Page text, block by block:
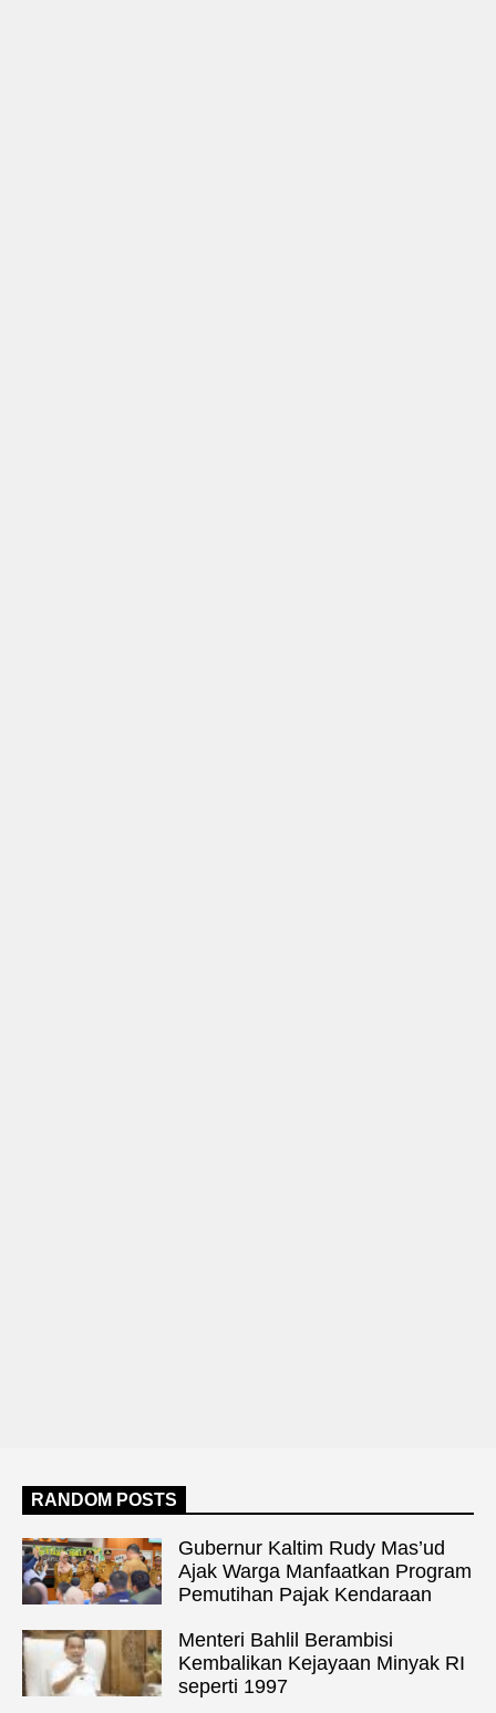
RANDOM POSTS
Gubernur Kaltim Rudy Mas’ud
Ajak Warga Manfaatkan Program
Pemutihan Pajak Kendaraan
Menteri Bahlil Berambisi
Kembalikan Kejayaan Minyak RI
seperti 1997